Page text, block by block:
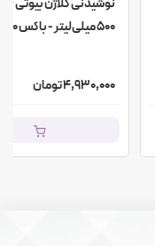
۵۰۰ میلی‌لیتر - باکس ۲۰ عددی
4,930,000 تومان